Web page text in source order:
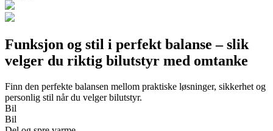
Funksjon og stil i perfekt balanse – slik
velger du riktig bilutstyr med omtanke
Finn den perfekte balansen mellom praktiske løsninger, sikkerhet og
personlig stil når du velger bilutstyr.
Bil
Bil